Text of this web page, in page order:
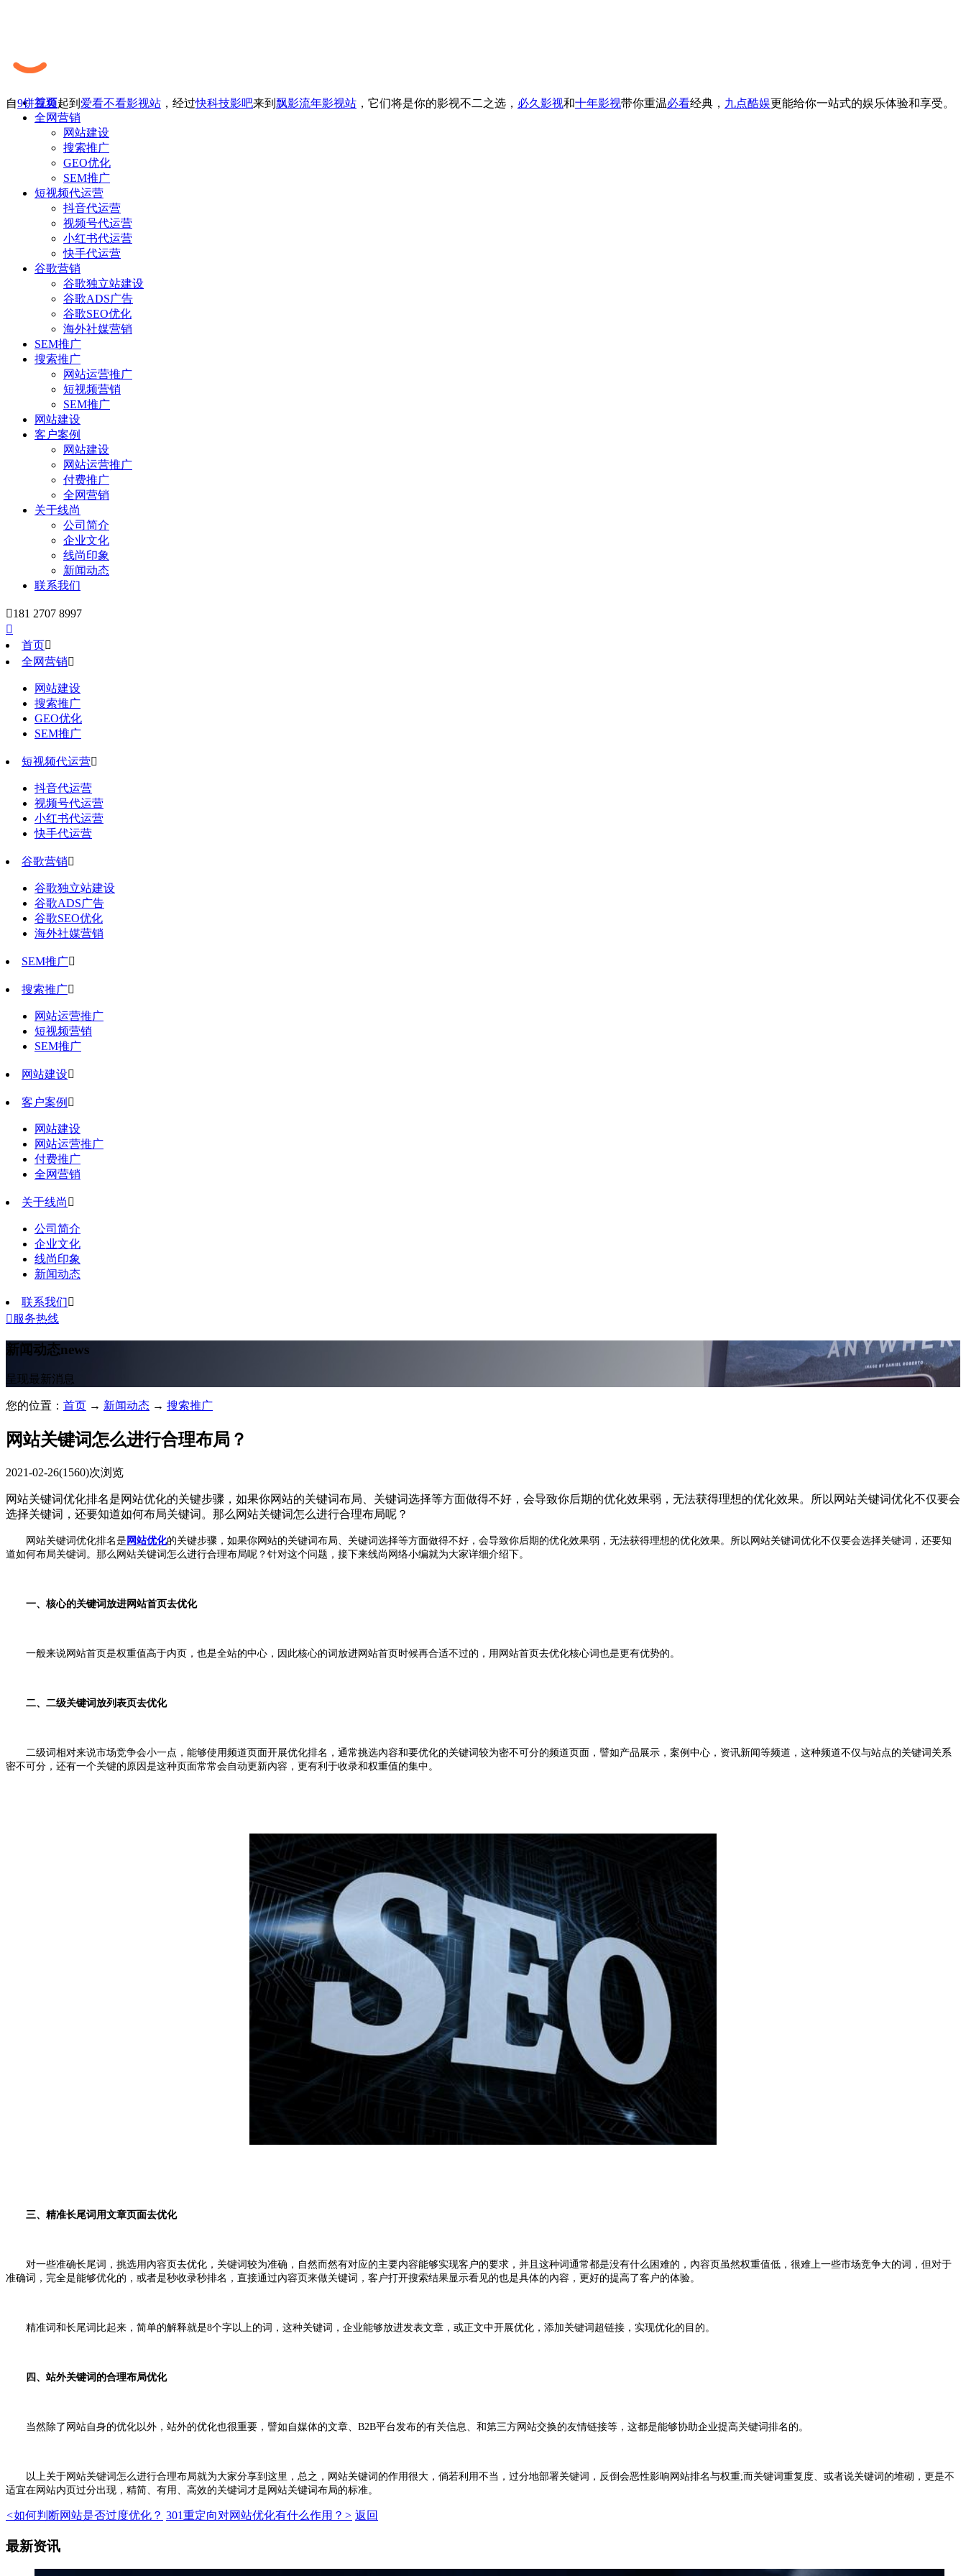
首页
全网营销
网站建设
搜索推广
GEO优化
SEM推广
短视频代运营
抖音代运营
视频号代运营
小红书代运营
快手代运营
谷歌营销
谷歌独立站建设
谷歌ADS广告
谷歌SEO优化
海外社媒营销
SEM推广
搜索推广
网站运营推广
短视频营销
SEM推广
网站建设
客户案例
网站建设
网站运营推广
付费推广
全网营销
关于线尚
公司简介
企业文化
线尚印象
新闻动态
联系我们
181 2707 8997

首页
全网营销
网站建设
搜索推广
GEO优化
SEM推广
短视频代运营
抖音代运营
视频号代运营
小红书代运营
快手代运营
谷歌营销
谷歌独立站建设
谷歌ADS广告
谷歌SEO优化
海外社媒营销
SEM推广
搜索推广
网站运营推广
短视频营销
SEM推广
网站建设
客户案例 
网站建设
网站运营推广
付费推广
全网营销
关于线尚 
公司简介
企业文化
线尚印象
新闻动态
联系我们
 服务热线
新闻动态news
呈现最新消息
您的位置： 首页 → 新闻动态 → 搜索推广
网站关键词怎么进行合理布局？
2021-02-26(1560)次浏览
网站关键词优化排名是网站优化的关键步骤，如果你网站的关键词布局、关键词选择等方面做得不好，会导致你后期的优化效果弱，无法获得理想的优化效果。所以网站关键词优化不仅要会
选择关键词，还要知道如何布局关键词。那么网站关键词怎么进行合理布局呢？
自9饼视频起到 爱看不看影视站 ，经过快科技影吧来到 飘影流年影视站 ，它们将是你的影视不二之选， 必久影视和十年影视带你重温必看经典， 九点酷娱更能给你一站式的娱乐体验和享受。
网站关键词优化排名是 网站优化的关键步骤，如果你网站的关键词布局、关键词选择等方面做得不好，会导致你后期的优化效果弱，无法获得理想的优化效果。所以网站关键词优化不仅要会选择关键词，还要知
道如何布局关键词。那么网站关键词怎么进行合理布局呢？针对这个问题，接下来线尚网络小编就为大家详细介绍下。
一、核心的关键词放进网站首页去优化
一般来说网站首页是权重值高于内页，也是全站的中心，因此核心的词放进网站首页时候再合适不过的，用网站首页去优化核心词也是更有优势的。
二、二级关键词放列表页去优化
二级词相对来说市场竞争会小一点，能够使用频道页面开展优化排名，通常挑选內容和要优化的关键词较为密不可分的频道页面，譬如产品展示，案例中心，资讯新闻等频道，这种频道不仅与站点的关键词关系
密不可分，还有一个关键的原因是这种页面常常会自动更新內容，更有利于收录和权重值的集中。
三、精准长尾词用文章页面去优化
对一些准确长尾词，挑选用內容页去优化，关键词较为准确，自然而然有对应的主要内容能够实现客户的要求，并且这种词通常都是没有什么困难的，內容页虽然权重值低，很难上一些市场竞争大的词，但对于
准确词，完全是能够优化的，或者是秒收录秒排名，直接通过內容页来做关键词，客户打开搜索结果显示看见的也是具体的內容，更好的提高了客户的体验。
精准词和长尾词比起来，简单的解释就是8个字以上的词，这种关键词，企业能够放进发表文章，或正文中开展优化，添加关键词超链接，实现优化的目的。
四、站外关键词的合理布局优化
当然除了网站自身的优化以外，站外的优化也很重要，譬如自媒体的文章、B2B平台发布的有关信息、和第三方网站交换的友情链接等，这都是能够协助企业提高关键词排名的。
以上关于网站关键词怎么进行合理布局就为大家分享到这里，总之，网站关键词的作用很大，倘若利用不当，过分地部署关键词，反倒会恶性影响网站排名与权重;而关键词重复度、或者说关键词的堆砌，更是不
适宜在网站内页过分出现，精简、有用、高效的关键词才是网站关键词布局的标准。
<如何判断网站是否过度优化？ 301重定向对网站优化有什么作用？ > 返回
最新资讯